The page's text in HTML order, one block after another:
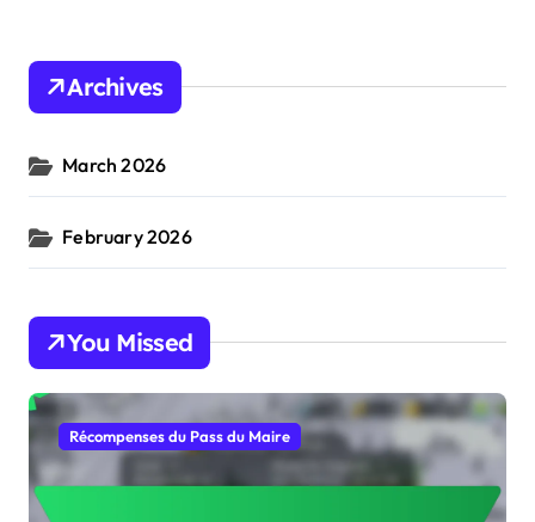
Archives
March 2026
February 2026
You Missed
Récompenses du Pass du Maire